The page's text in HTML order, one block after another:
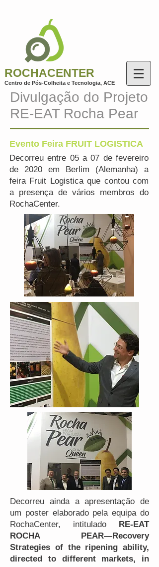
ROCHACENTER
Centro de Pós-Colheita e Tecnologia, ACE
Divulgação do Projeto
RE-EAT Rocha Pear
Evento Feira FRUIT LOGISTICA
Decorreu entre 05 a 07 de fevereiro
de 2020 em Berlim (Alemanha) a
feira Fruit Logistica que contou com
a presença de vários membros do
RochaCenter.
Decorreu ainda a apresentação de
um poster elaborado pela equipa do
RochaCenter, intitulado RE-EAT
ROCHA PEAR—Recovery
Strategies of the ripening ability,
directed to different markets, in